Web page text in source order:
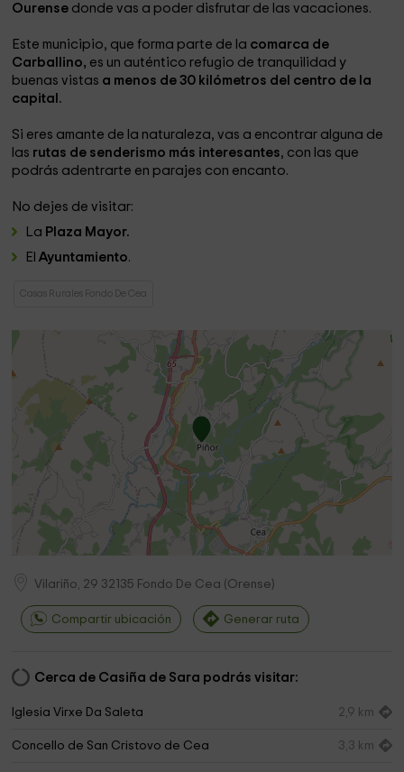
Ourense donde vas a poder disfrutar de las vacaciones.
Este municipio, que forma parte de la comarca de
Carballino, es un auténtico refugio de tranquilidad y
buenas vistas a menos de 30 kilómetros del centro de la
capital.
Si eres amante de la naturaleza, vas a encontrar alguna de
las rutas de senderismo más interesantes, con las que
podrás adentrarte en parajes con encanto.
No dejes de visitar:
La Plaza Mayor.
ElAyuntamiento.
Casas Rurales Fondo De Cea
Vilariño, 29 32135 Fondo De Cea (Orense)
Compartir ubicación Generar ruta
Cerca de Casiña de Sara podrás visitar:
Iglesia Virxe Da Saleta 2,9 km
Concello de San Cristovo de Cea 3,3 km